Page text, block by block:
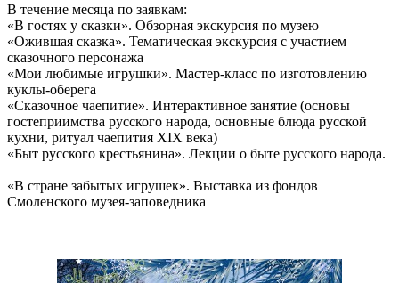
В течение месяца по заявкам:
«В гостях у сказки». Обзорная экскурсия по музею
«Ожившая сказка». Тематическая экскурсия с участием
сказочного персонажа
«Мои любимые игрушки». Мастер-класс по изготовлению
куклы-оберега
«Сказочное чаепитие». Интерактивное занятие (основы
гостеприимства русского народа, основные блюда русской
кухни, ритуал чаепития XIX века)
«Быт русского крестьянина». Лекции о быте русского народа.
«В стране забытых игрушек». Выставка из фондов
Смоленского музея-заповедника